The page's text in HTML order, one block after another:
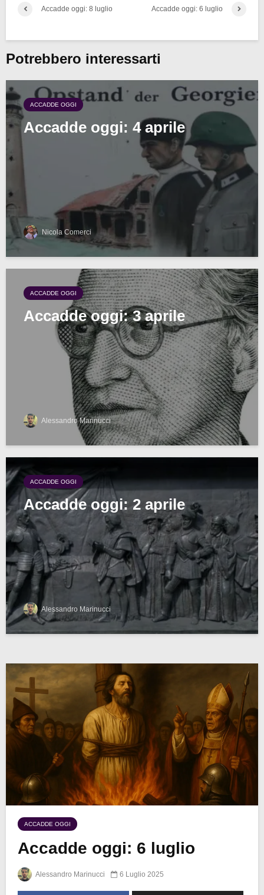
Accadde oggi: 8 luglio Accadde oggi: 6 luglio
Potrebbero interessarti
ACCADDE OGGI
Accadde oggi: 4 aprile
Nicola Comerci
ACCADDE OGGI
Accadde oggi: 3 aprile
Alessandro Marinucci
ACCADDE OGGI
Accadde oggi: 2 aprile
Alessandro Marinucci
ACCADDE OGGI
Accadde oggi: 6 luglio
Alessandro Marinucci 6 Luglio 2025